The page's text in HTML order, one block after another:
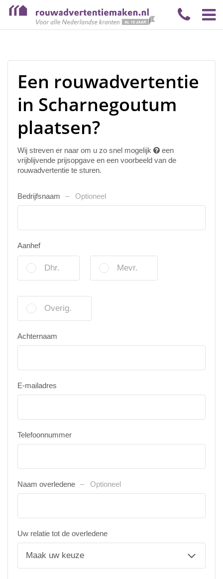
Een rouwadvertentie
in Scharnegoutum
plaatsen?
Wij streven er naar om u zo snel mogelijk
een
vrijblijvende prijsopgave en een voorbeeld van de
rouwadvertentie te sturen.
Bedrijfsnaam Optioneel
Aanhef
Dhr. Mevr.
Overig.
Achternaam
E-mailadres
Telefoonnummer
Naam overledene Optioneel
Uw relatie tot de overledene